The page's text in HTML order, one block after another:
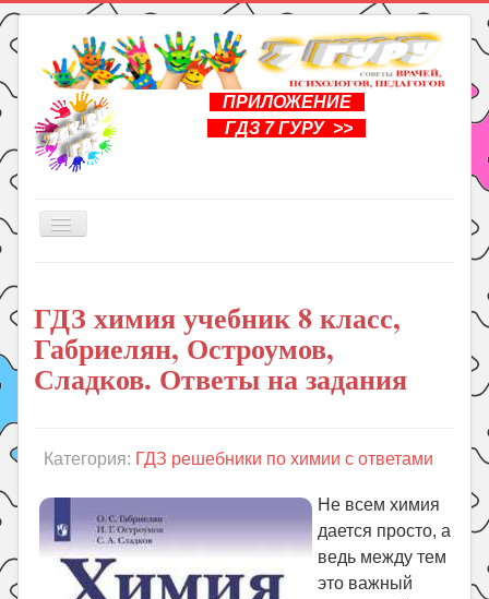
ПРИЛОЖЕНИЕ
ГДЗ 7 ГУРУ >>
Включить/
Книги
Рукоделие
Подготовка к школе
ГДЗ
Праздники
Психология
Летом!
ГДЗ химия учебник 8 класс,
Габриелян, Остроумов,
Сладков. Ответы на задания
Категория: ГДЗ решебники по химии с ответами
Не всем химия
дается просто, а
ведь между тем
это важный